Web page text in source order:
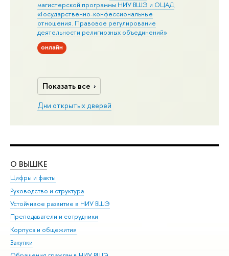
магистерской программы НИУ ВШЭ и ОЦАД
«Государственно-конфессиональные
отношения. Правовое регулирование
деятельности религиозных объединений»
онлайн
Показать все
Дни открытых дверей
О ВЫШКЕ
Цифры и факты
Руководство и структура
Устойчивое развитие в НИУ ВШЭ
Преподаватели и сотрудники
Корпуса и общежития
Закупки